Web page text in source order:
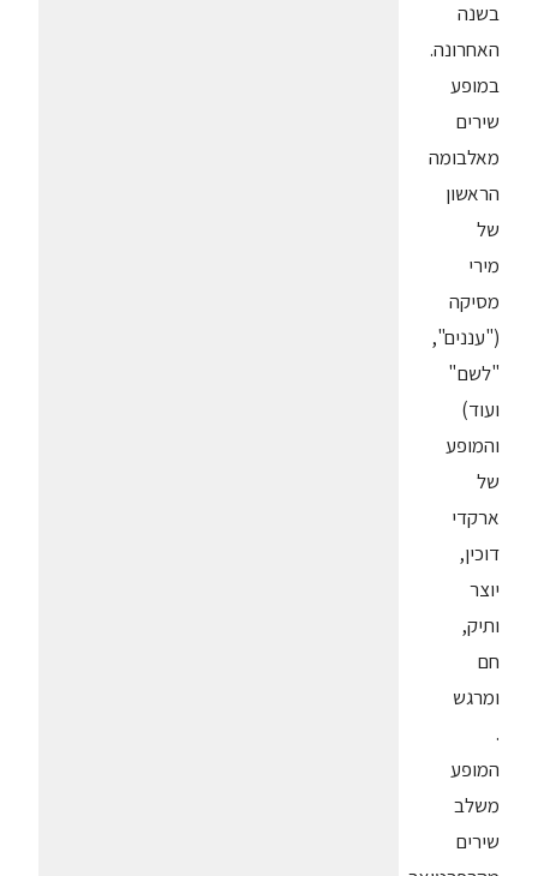
בשנה
האחרונה.
במופע
שירים
מאלבומה
הראשון
של
מירי
מסיקה
("עננים",
"לשם"
ועוד)
והמופע
של
ארקדי
דוכין,
יוצר
ותיק,
חם
ומרגש
.
המופע
משלב
שירים